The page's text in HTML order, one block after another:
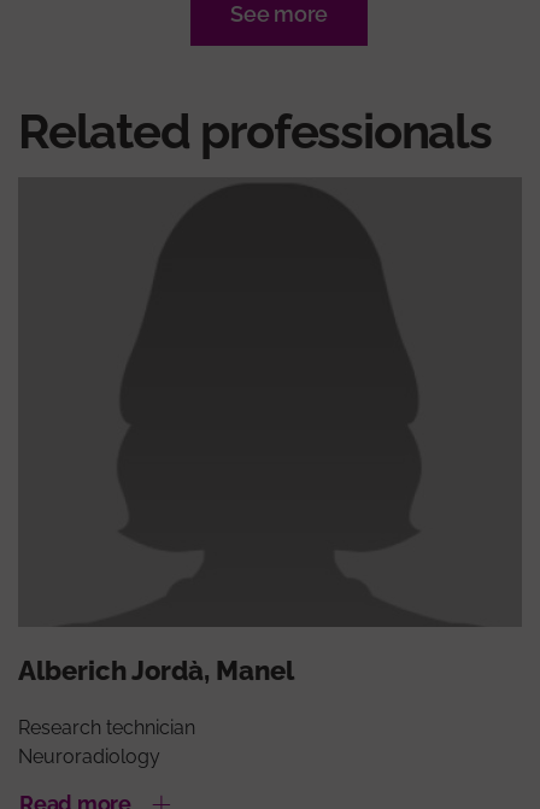
See more
Related professionals
Alberich Jordà, Manel
Research technician
Neuroradiology
Read more